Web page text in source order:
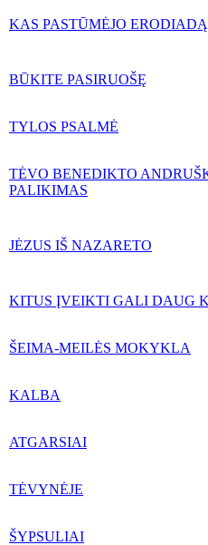
KAS PASTŪMĖJO
BŪKITE PASIRUOŠĘ
TYLOS PSALMĖ
TĖVO BENEDIKTO
PALIKIMAS
JĖZUS IŠ NAZARETO
KITUS ĮVEIKTI GALI DAUG
ŠEIMA-MEILĖS MOKYKLA
KALBA
ATGARSIAI
TĖVYNĖJE
ŠYPSULIAI